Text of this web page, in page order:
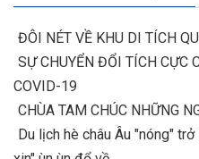
ĐÔI NÉT VỀ KHU DI TÍCH
SỰ CHUYỂN ĐỔI TÍCH CỰC
COVID-19
CHÙA TAM CHÚC NHỮNG
Du lịch hè châu Âu "nóng"